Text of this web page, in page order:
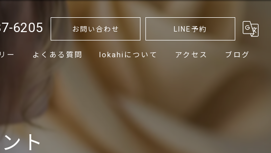
6205 お問い合わせ LINE予約
ー よくある質問 lokahiについて アクセス ブログ
ト